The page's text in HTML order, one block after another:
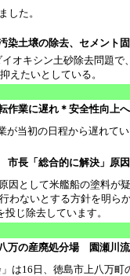
した。
染土壌の除去、セメント
オキシン土砂除去問題で
えたいとしている。
作業に遅れ＊安全性向上
当初の日程から遅れて
長「総合的に解決」原
因として米艦船の塗料が
わないとする方針を明ら
じ除去しています。
万の産廃処分場 園瀬川
は16日、徳島市上八万町